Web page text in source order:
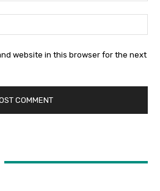
website in this browser for the next